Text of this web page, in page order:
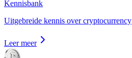
Kennisbank
Uitgebreide kennis over cryptocurrency
Leer meer